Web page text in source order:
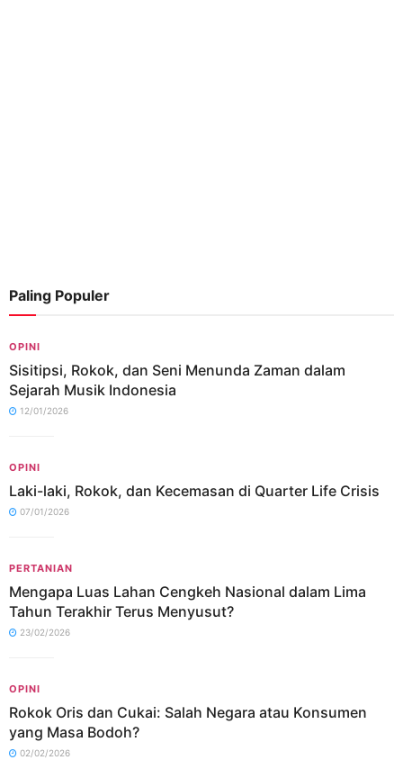
Paling Populer
OPINI
Sisitipsi, Rokok, dan Seni Menunda Zaman dalam
Sejarah Musik Indonesia
12/01/2026
OPINI
Laki-laki, Rokok, dan Kecemasan di Quarter Life Crisis
07/01/2026
PERTANIAN
Mengapa Luas Lahan Cengkeh Nasional dalam Lima
Tahun Terakhir Terus Menyusut?
23/02/2026
OPINI
Rokok Oris dan Cukai: Salah Negara atau Konsumen
yang Masa Bodoh?
02/02/2026